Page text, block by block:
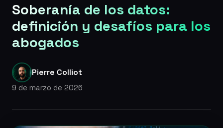
Soberanía de los datos:
definición y desafíos para los
abogados
Pierre Colliot
9 de marzo de 2026